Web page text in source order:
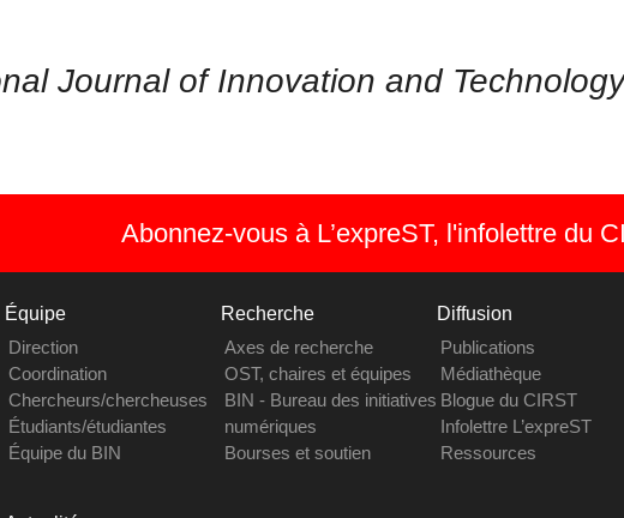
Journal of Innovation and
Abonnez-vous à L’expreST, l'infolettre du
Équipe
Direction
Coordination
Chercheurs/chercheuses
Étudiants/étudiantes
Équipe du BIN
Recherche
Axes de recherche
OST, chaires et équipes
BIN - Bureau des initiatives
numériques
Bourses et soutien
Diffusion
Publications
Médiathèque
Blogue du CIRST
Infolettre L’expreST
Ressources